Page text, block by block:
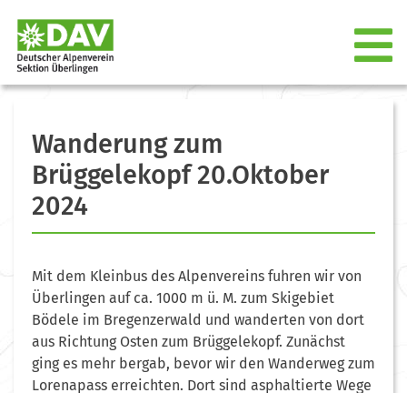
Wanderung zum
Brüggelekopf 20.Oktober
2024
Mit dem Kleinbus des Alpenvereins fuhren wir von
Überlingen auf ca. 1000 m ü. M. zum Skigebiet
Bödele im Bregenzerwald und wanderten von dort
aus Richtung Osten zum Brüggelekopf. Zunächst
ging es mehr bergab, bevor wir den Wanderweg zum
Lorenapass erreichten. Dort sind asphaltierte Wege